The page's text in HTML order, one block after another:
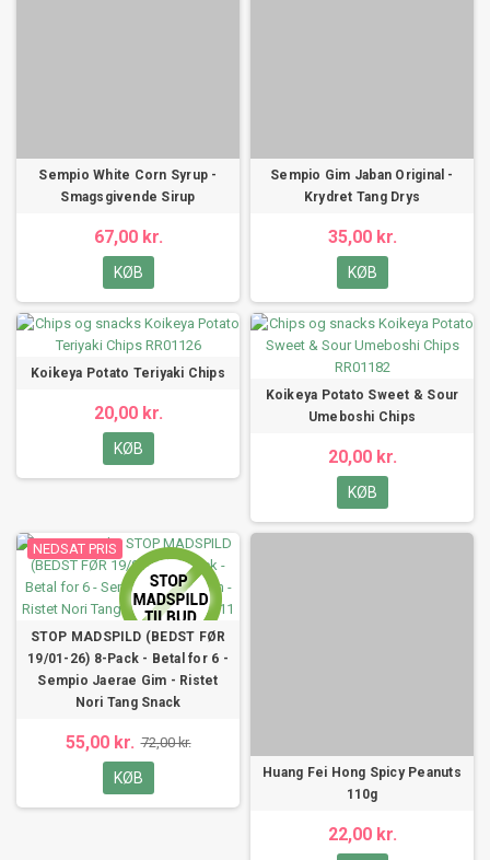
Sempio White Corn Syrup -
Smagsgivende Sirup
67,00 kr.
KØB
Sempio Gim Jaban Original -
Krydret Tang Drys
35,00 kr.
KØB
Koikeya Potato Teriyaki Chips
20,00 kr.
KØB
Koikeya Potato Sweet & Sour
Umeboshi Chips
20,00 kr.
KØB
NEDSAT PRIS
STOP MADSPILD (BEDST FØR
19/01-26) 8-Pack - Betal for 6 -
Sempio Jaerae Gim - Ristet
Nori Tang Snack
55,00 kr. 72,00 kr.
KØB
Huang Fei Hong Spicy Peanuts
110g
22,00 kr.